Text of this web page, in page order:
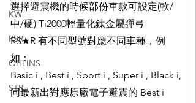
KW
RSR
OHLINS
STR
選擇避震機的時候部份車款可設定(軟/
中/硬) Ti2000輕量化鈦金屬彈弓
RS★R 有不同型號對應不同車種，例
如：
Basic i , Best i , Sport i , Super i , Black i,
同最新出對應原廠電子避震的 Best i